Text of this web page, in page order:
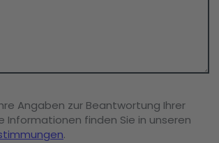
Angaben zur Beantwortung Ihrer
Informationen finden Sie in unseren
.